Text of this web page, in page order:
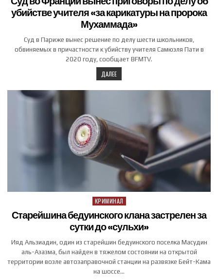
убийстве учителя «за карикатуры на пророка
Мухаммада»
Суд в Париже вынес решение по делу шести школьников,
обвиняемых в причастности к убийству учителя Самюэля Пати в
2020 году, сообщает BFMTV.
ДАЛЕЕ
Posted in
КРИМИНАЛ
Старейшина бедуинского клана застрелен за
сутки до «сульхи»
Ияд Альзиадин, один из старейшин бедуинского поселка Масудин
аль-Азазма, был найден в тяжелом состоянии на открытой
территории возле автозаправочной станции на развязке Бейт-Кама
на шоссе…